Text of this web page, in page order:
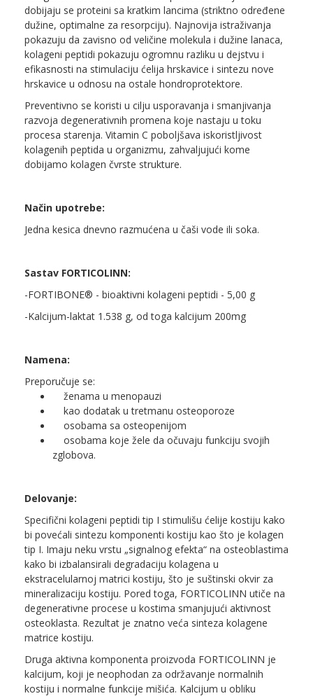
dobijaju se proteini sa kratkim lancima (striktno određene
dužine, optimalne za resorpciju). Najnovija istraživanja
pokazuju da zavisno od veličine molekula i dužine lanaca,
kolageni peptidi pokazuju ogromnu razliku u dejstvu i
efikasnosti na stimulaciju ćelija hrskavice i sintezu nove
hrskavice u odnosu na ostale hondroprotektore.
Preventivno se koristi u cilju usporavanja i smanjivanja
razvoja degenerativnih promena koje nastaju u toku
procesa starenja. Vitamin C poboljšava iskoristljivost
kolagenih peptida u organizmu, zahvaljujući kome
dobijamo kolagen čvrste strukture.
Način upotrebe:
Jedna kesica dnevno razmućena u čaši vode ili soka.
Sastav FORTICOLINN:
-FORTIBONE® - bioaktivni kolageni peptidi - 5,00 g
-Kalcijum-laktat 1.538 g, od toga kalcijum 200mg
Namena:
Preporučuje se:
ženama u menopauzi
kao dodatak u tretmanu osteoporoze
osobama sa osteopenijom
osobama koje žele da očuvaju funkciju svojih
zglobova.
Delovanje:
Specifični kolageni peptidi tip I stimulišu ćelije kostiju kako
bi povećali sintezu komponenti kostiju kao što je kolagen
tip I. Imaju neku vrstu „signalnog efekta“ na osteoblastima
kako bi izbalansirali degradaciju kolagena u
ekstracelularnoj matrici kostiju, što je suštinski okvir za
mineralizaciju kostiju. Pored toga, FORTICOLINN utiče na
degenerativne procese u kostima smanjujući aktivnost
osteoklasta. Rezultat je znatno veća sinteza kolagene
matrice kostiju.
Druga aktivna komponenta proizvoda FORTICOLINN je
kalcijum, koji je neophodan za održavanje normalnih
kostiju i normalne funkcije mišića. Kalcijum u obliku